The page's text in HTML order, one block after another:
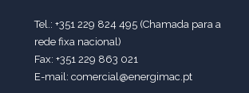
Tel.: +351 229 824 495 (Chamada para a
rede fixa nacional)
Fax: +351 229 863 021
E-mail: comercial@energimac.pt